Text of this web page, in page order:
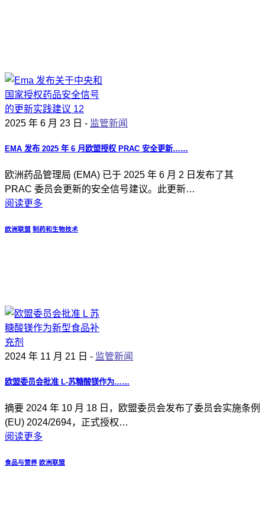
2025 年 6 月 23 日 - 监管新闻
EMA 发布 2025 年 6 月欧盟授权 PRAC 安全更新……
欧洲药品管理局 (EMA) 已于 2025 年 6 月 2 日发布了其
PRAC 委员会更新的安全信号建议。此更新…
阅读更多
欧洲联盟 制药和生物技术
2024 年 11 月 21 日 - 监管新闻
欧盟委员会批准 L-苏糖酸镁作为……
摘要 2024 年 10 月 18 日，欧盟委员会发布了委员会实施条例
(EU) 2024/2694，正式授权…
阅读更多
食品与营养 欧洲联盟